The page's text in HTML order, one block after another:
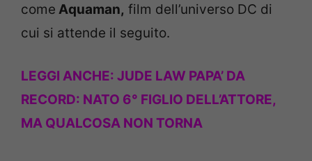
come Aquaman, film dell’universo DC di
cui si attende il seguito.
LEGGI ANCHE: JUDE LAW PAPA’ DA
RECORD: NATO 6° FIGLIO DELL’ATTORE,
MA QUALCOSA NON TORNA